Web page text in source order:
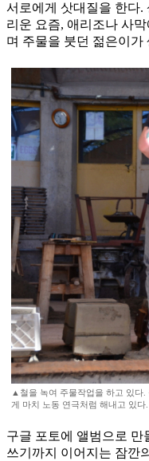
서로에게 삿대질을 한다.
리운 요즘, 애리조나 사
며 주물을 붓던 젊은이가
▲철을 녹여 주물작업을 하고 있다.
게 마치 노동 연극처럼 해내고 있
구글 포토에 앨범으로 만
쓰기까지 이어지는 잠깐